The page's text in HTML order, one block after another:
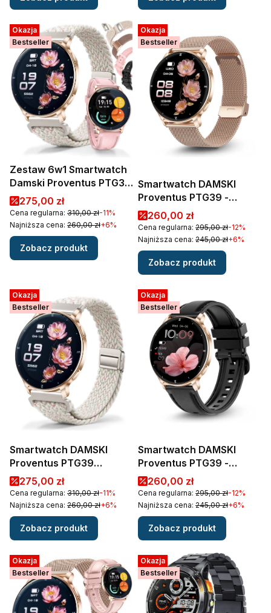
Okazja
Bestseller
Zestaw 6w1 Smartwatch
Damski Proventus PTG39
Premium
Cena promocyjna
275,00 zł
Cena regularna: 310,00 zł-11%
Najniższa cena: 260,00 zł+6%
Zobacz produkt
Okazja
Bestseller
Smartwatch DAMSKI
Proventus PTG39 -
WODOODPORNY
CIŚNIENIE PULS
ROZMOWY MENU PL
AMOLED
Cena promocyjna
260,00 zł
Cena regularna: 295,00 zł-12%
Najniższa cena: 245,00 zł+6%
Zobacz produkt
Okazja
Bestseller
Smartwatch DAMSKI
Proventus PTG39
Premium - ROZMOWY
WODOODPORNY
AMOLED CIŚNIENIE PULS
MENU PL
Cena promocyjna
275,00 zł
Cena regularna: 310,00 zł-11%
Najniższa cena: 260,00 zł+6%
Zobacz produkt
Okazja
Bestseller
Smartwatch DAMSKI
Proventus PTG39 -
ROZMOWY
WODOODPORNY
CIŚNIENIE PULS MENU PL
AMOLED
Cena promocyjna
260,00 zł
Cena regularna: 295,00 zł-12%
Najniższa cena: 245,00 zł+6%
Zobacz produkt
Okazja
Bestseller
Okazja
Bestseller